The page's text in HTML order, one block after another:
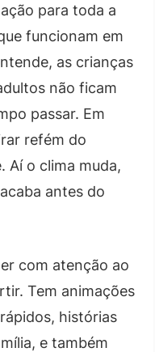
para toda a
funcionam em
as crianças
não ficam
passar. Em
refém do
Aí o clima muda,
antes do
com atenção ao
Tem animações
histórias
e também